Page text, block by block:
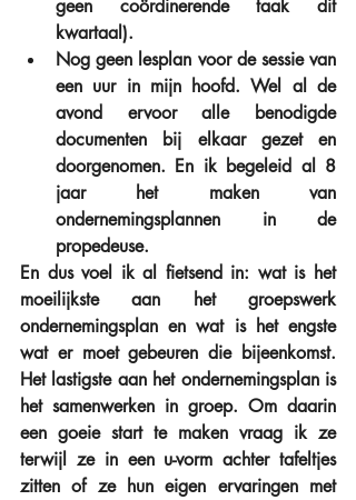
geen coördinerende taak dit
kwartaal).
Nog geen lesplan voor de sessie van
een uur in mijn hoofd. Wel al de
avond ervoor alle benodigde
documenten bij elkaar gezet en
doorgenomen. En ik begeleid al 8
jaar het maken van
ondernemingsplannen in de
propedeuse.
En dus voel ik al fietsend in: wat is het
moeilijkste aan het groepswerk
ondernemingsplan en wat is het engste
wat er moet gebeuren die bijeenkomst.
Het lastigste aan het ondernemingsplan is
het samenwerken in groep. Om daarin
een goeie start te maken vraag ik ze
terwijl ze in een u-vorm achter tafeltjes
zitten of ze hun eigen ervaringen met